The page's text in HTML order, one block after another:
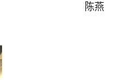
陈燕